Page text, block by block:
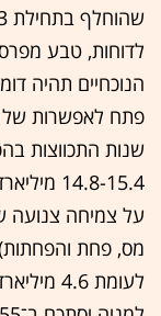
הנוכחיים תהיה
פתח לאפשרות של
שנות התכווצות
14.8-